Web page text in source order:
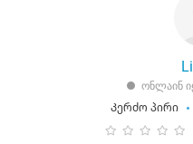
ონლაინ
Კერძო პირი